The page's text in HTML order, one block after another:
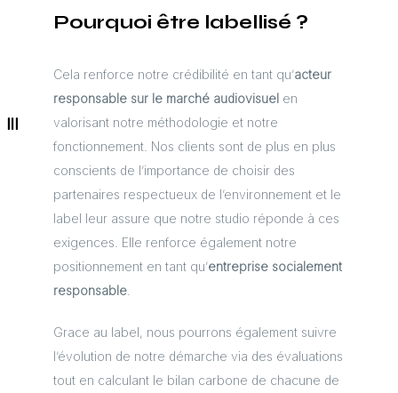
Pourquoi être labellisé ?
Cela renforce notre crédibilité en tant qu’acteur
responsable sur le marché audiovisuel en
valorisant notre méthodologie et notre
fonctionnement. Nos clients sont de plus en plus
conscients de l’importance de choisir des
partenaires respectueux de l’environnement et le
label leur assure que notre studio réponde à ces
exigences. Elle renforce également notre
positionnement en tant qu’entreprise socialement
responsable
Grace au label, nous pourrons également suivre
l’évolution de notre démarche via des évaluations
tout en calculant le bilan carbone de chacune de